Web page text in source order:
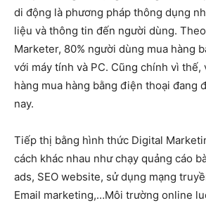
di động là phương pháp thông dụng
liệu và thông tin đến người dùng.
Marketer, 80% người dùng mua hàng
với máy tính và PC. Cũng chính vì thế,
hàng mua hàng bằng điện thoại đang
nay.
Tiếp thị bằng hình thức Digital
cách khác nhau như chạy quảng cáo
ads, SEO website, sử dụng mạng
Email marketing,…Môi trường online